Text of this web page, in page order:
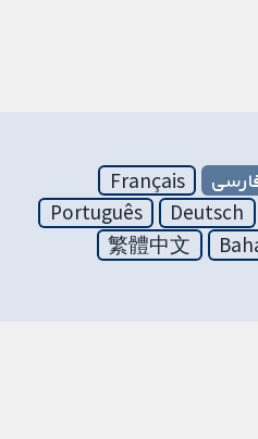
Français
Deutsch
Português
繁體中文